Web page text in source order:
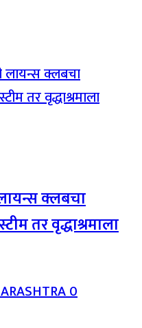
लायन्स क्लबचा
तर वृद्धाश्रमाला
0